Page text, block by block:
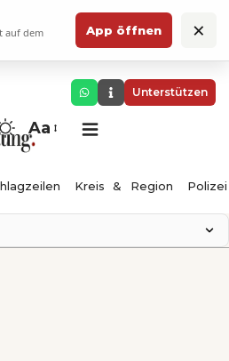
auf dem
App öffnen ×
Unterstützen
Aa
Kreis & Region Polizei